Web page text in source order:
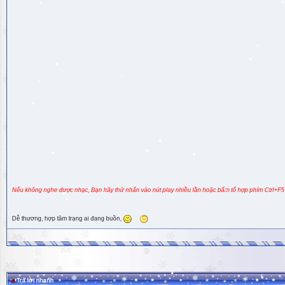
Nếu không nghe được nhạc, Bạn hãy thử nhấn vào nút play nhiều lần hoặc bấm tổ hợp phím Ctrl+F5
Dễ thương, hợp tâm trạng ai đang buồn,
Trả lời nhanh